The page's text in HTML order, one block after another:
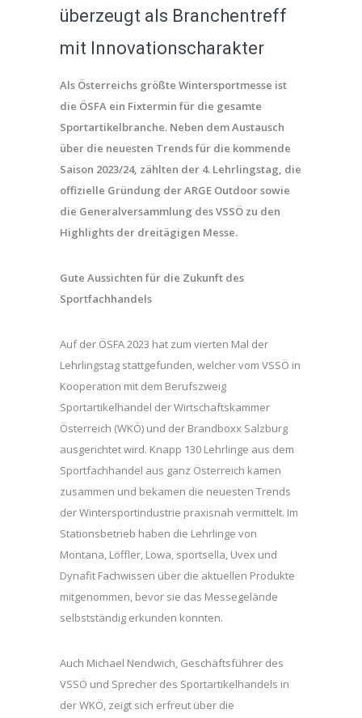
überzeugt als Branchentreff
mit Innovationscharakter
Als Österreichs größte Wintersportmesse ist
die ÖSFA ein Fixtermin für die gesamte
Sportartikelbranche. Neben dem Austausch
über die neuesten Trends für die kommende
Saison 2023/24, zählten der 4. Lehrlingstag, die
offizielle Gründung der ARGE Outdoor sowie
die Generalversammlung des VSSÖ zu den
Highlights der dreitägigen Messe.
Gute Aussichten für die Zukunft des
Sportfachhandels
Auf der ÖSFA 2023 hat zum vierten Mal der
Lehrlingstag stattgefunden, welcher vom VSSÖ in
Kooperation mit dem Berufszweig
Sportartikelhandel der Wirtschaftskammer
Österreich (WKÖ) und der Brandboxx Salzburg
ausgerichtet wird. Knapp 130 Lehrlinge aus dem
Sportfachhandel aus ganz Österreich kamen
zusammen und bekamen die neuesten Trends
der Wintersportindustrie praxisnah vermittelt. Im
Stationsbetrieb haben die Lehrlinge von
Montana, Löffler, Lowa, sportsella, Uvex und
Dynafit Fachwissen über die aktuellen Produkte
mitgenommen, bevor sie das Messegelände
selbstständig erkunden konnten.
Auch Michael Nendwich, Geschäftsführer des
VSSÖ und Sprecher des Sportartikelhandels in
der WKÖ, zeigt sich erfreut über die